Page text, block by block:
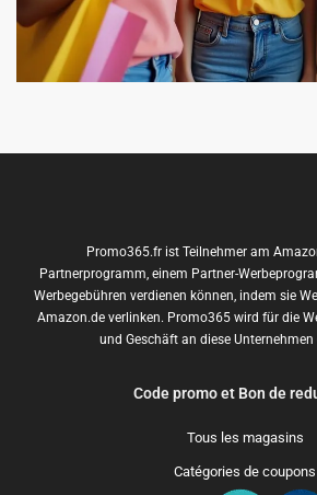
Promo365.fr ist Teilnehmer am
Partnerprogramm, einem Partner-
Werbegebühren verdienen können, indem sie
Amazon.de verlinken. Promo365 wird für die
und Geschäft an diese
Code promo et Bon de
Tous les magasins
Catégories de coupons